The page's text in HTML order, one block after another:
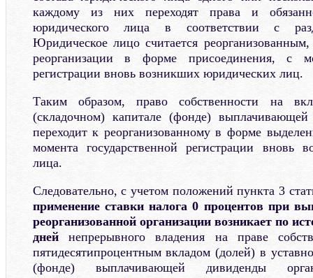
каждому из них переходят права и
юридического лица в соответствии с
Юридическое лицо считается
реорганизации в форме присоединения, с
регистрации вновь возникших юридических лиц.
Таким образом, право собственности на
(складочном) капитале (фонде) выплачивающей
переходит к реорганизованному в форме
момента государственной регистрации вновь
лица.
Следовательно, с учетом положений пункта 3
применение ставки налога 0 процентов при
реорганизованной организации возникает по
дней непрерывного владения на праве
пятидесятипроцентным вкладом (долей) в
(фонде) выплачивающей дивиденды